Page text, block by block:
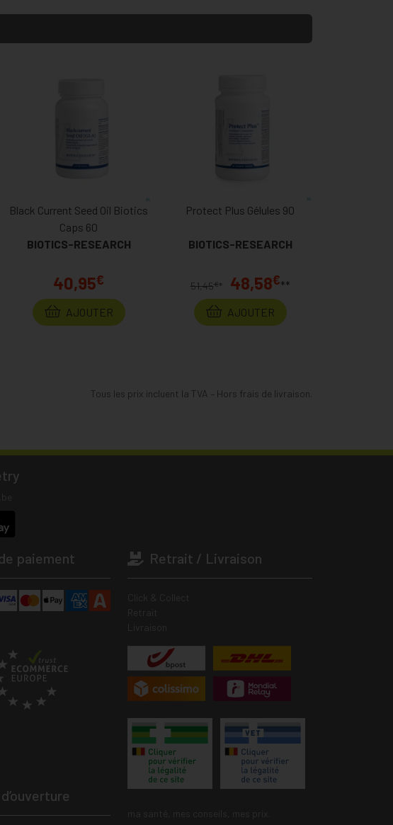
Black Current Seed Oil Biotics
Caps 60
BIOTICS-RESEARCH
40,95€
AJOUTER
Protect Plus Gélules 90
BIOTICS-RESEARCH
51,45€ * 48,58€**
AJOUTER
Tous les prix incluent la TVA – Hors frais de livraison.
paiement Retrait / Livraison